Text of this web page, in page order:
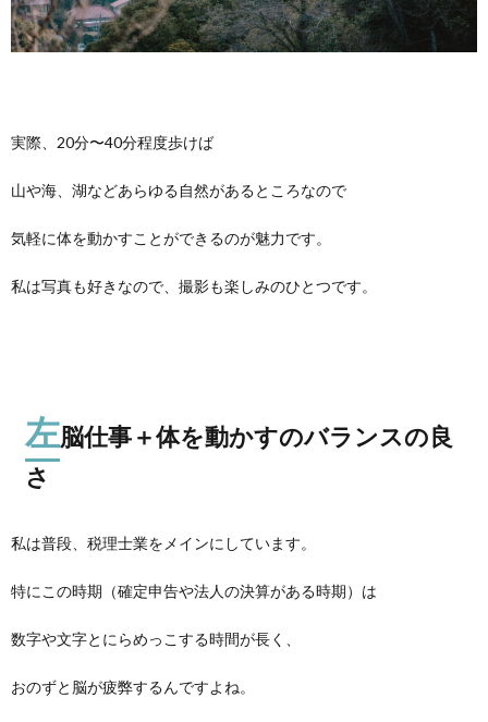
実際、20分〜40分程度歩けば
山や海、湖などあらゆる自然があるところなので
気軽に体を動かすことができるのが魅力です。
私は写真も好きなので、撮影も楽しみのひとつです。
左脳仕事＋体を動かすのバランスの良
さ
私は普段、税理士業をメインにしています。
特にこの時期（確定申告や法人の決算がある時期）は
数字や文字とにらめっこする時間が長く、
おのずと脳が疲弊するんですよね。